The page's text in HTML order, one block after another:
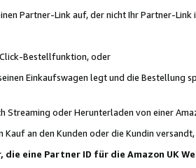
Partner-Link auf, der nicht Ihr Partner-Link
Bestellfunktion, oder
Einkaufswagen legt und die Bestellung
oder Herunterladen von einer
an den Kunden oder die Kundin
eine Partner ID für die Amazon UK